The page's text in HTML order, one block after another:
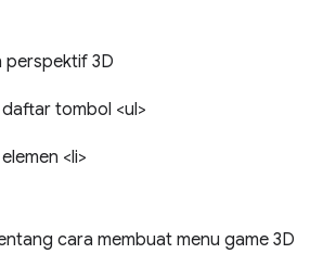
perspektif 3D
tombol <ul>
<li>
cara membuat menu game 3D